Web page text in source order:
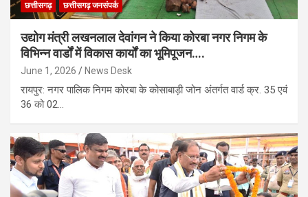
छत्तीसगढ़ छत्तीसगढ़ जनसंपर्क
उद्योग मंत्री लखनलाल देवांगन ने किया कोरबा नगर निगम के
विभिन्न वार्डों में विकास कार्यों का भूमिपूजन….
June 1, 2026 News Desk
रायपुर: नगर पालिक निगम कोरबा के कोसाबाड़ी जोन अंतर्गत वार्ड क्र. 35 एवं
36 को 02…